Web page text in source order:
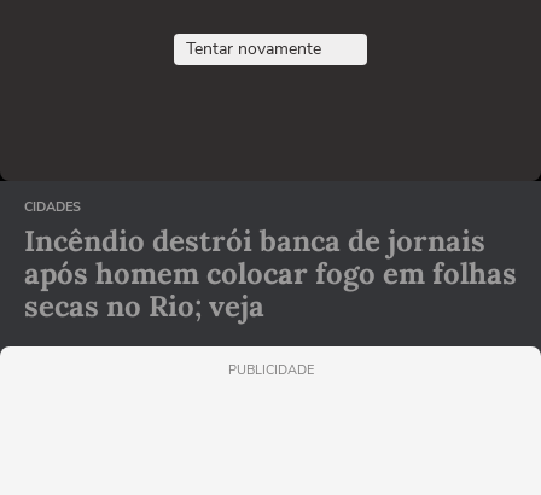
Tentar novamente
CIDADES
Incêndio destrói banca de jornais
após homem colocar fogo em folhas
secas no Rio; veja
PUBLICIDADE